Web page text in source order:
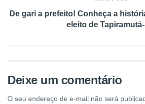
De gari a prefeito! Conheça a
eleito de
Deixe um comentário
O seu endereço de e-mail não será